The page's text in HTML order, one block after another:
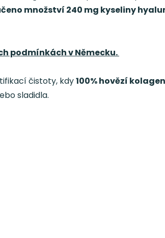
množství 240 mg kyseliny
podmínkách v Německu.
čistoty, kdy100% hovězí kolagen
sladidla.